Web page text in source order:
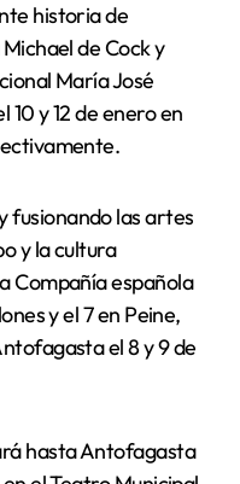
historia de
de Cock y
María José
10 y 12 de enero en
fusionando las artes
y la cultura
Compañía española
y el 7 en Peine,
el 8 y 9 de
hasta Antofagasta